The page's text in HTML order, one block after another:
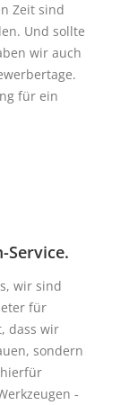
Zeit sind
Und sollte
wir auch
für ein
Service.
wir sind
für
dass wir
sondern
-